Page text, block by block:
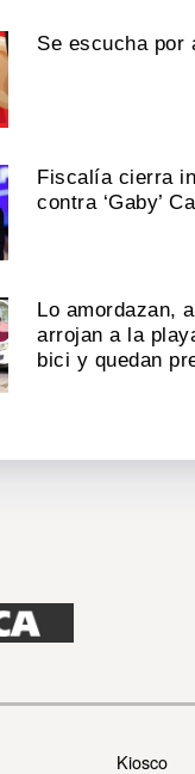
Se escucha por
Fiscalía cierra
contra ‘Gaby’
Lo amordazan,
arrojan a la
bici y quedan
Kiosco